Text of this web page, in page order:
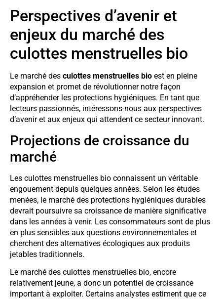
Perspectives d’avenir et
enjeux du marché des
culottes menstruelles bio
Le marché des culottes menstruelles bio est en pleine
expansion et promet de révolutionner notre façon
d’appréhender les protections hygiéniques. En tant que
lecteurs passionnés, intéressons-nous aux perspectives
d’avenir et aux enjeux qui attendent ce secteur innovant.
Projections de croissance du
marché
Les culottes menstruelles bio connaissent un véritable
engouement depuis quelques années. Selon les études
menées, le marché des protections hygiéniques durables
devrait poursuivre sa croissance de manière significative
dans les années à venir. Les consommateurs sont de plus
en plus sensibles aux questions environnementales et
cherchent des alternatives écologiques aux produits
jetables traditionnels.
Le marché des culottes menstruelles bio, encore
relativement jeune, a donc un potentiel de croissance
important à exploiter. Certains analystes estiment que ce